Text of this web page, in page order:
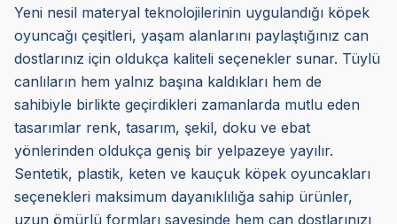
Yeni nesil materyal teknolojilerinin uygulandığı köpek
oyuncağı çeşitleri, yaşam alanlarını paylaştığınız can
dostlarınız için oldukça kaliteli seçenekler sunar. Tüylü
canlıların hem yalnız başına kaldıkları hem de
sahibiyle birlikte geçirdikleri zamanlarda mutlu eden
tasarımlar renk, tasarım, şekil, doku ve ebat
yönlerinden oldukça geniş bir yelpazeye yayılır.
Sentetik, plastik, keten ve kauçuk köpek oyuncakları
seçenekleri maksimum dayanıklılığa sahip ürünler,
uzun ömürlü formları sayesinde hem can dostlarınızı